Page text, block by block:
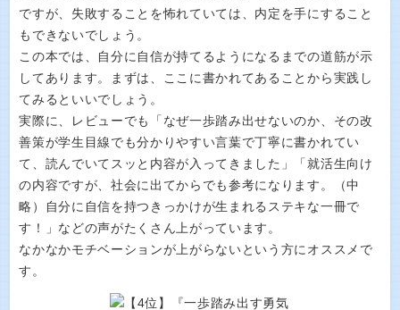
ですが、失敗することを怖れていては、内定を手にすること
もできないでしょう。
この本では、自分に自信が持てるようになるまでの道筋が示
してあります。まずは、ここに書かれてあることから実践し
てみるといいでしょう。
実際に、レビューでも「なぜ一歩踏み出せないのか、その改
善策が学生目線でも分かりやすい言葉で丁寧に書かれてい
て、読んでいてスッと内容が入ってきました」「就活生向け
の内容ですが、社会に出てからでも参考になります。（中
略）自分に自信を持つきっかけが生まれるステキな一冊で
す！」などの声がたくさん上がっています。
なかなかモチベーションが上がらないという方にオススメで
す。